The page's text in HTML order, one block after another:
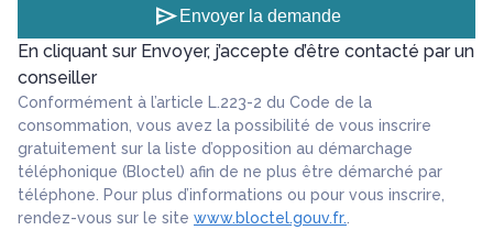
send Envoyer la demande
En cliquant sur Envoyer, j’accepte d’être contacté par un
conseiller
Conformément à l’article L.223-2 du Code de la
consommation, vous avez la possibilité de vous inscrire
gratuitement sur la liste d’opposition au démarchage
téléphonique (Bloctel) afin de ne plus être démarché par
téléphone. Pour plus d’informations ou pour vous inscrire,
rendez-vous sur le site www.bloctel.gouv.fr.